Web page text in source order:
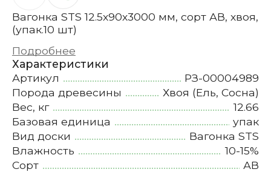
Вагонка STS 12.5х90х3000 мм, сорт АВ, хвоя,
(упак.10 шт)
Подробнее
Характеристики
Артикул
РЗ-00004989
Порода древесины
Хвоя (Ель, Сосна)
Вес, кг
12.66
Базовая единица
упак
Вид доски
Вагонка STS
Влажность
10-15%
Сорт
АВ